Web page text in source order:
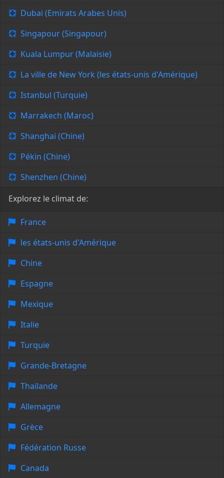
Dubai (Emirats Arabes Unis)
Singapour (Singapour)
Kuala Lumpur (Malaisie)
La ville de New York (les états-unis d'Amérique)
Istanbul (Turquie)
Marrakech (Maroc)
Shanghai (Chine)
Pékin (Chine)
Shenzhen (Chine)
Explorez le climat de:
France
les états-unis d'Amérique
Chine
Espagne
Mexique
Italie
Turquie
Grande-Bretagne
Thaïlande
Allemagne
Grèce
Fédération Russe
Canada